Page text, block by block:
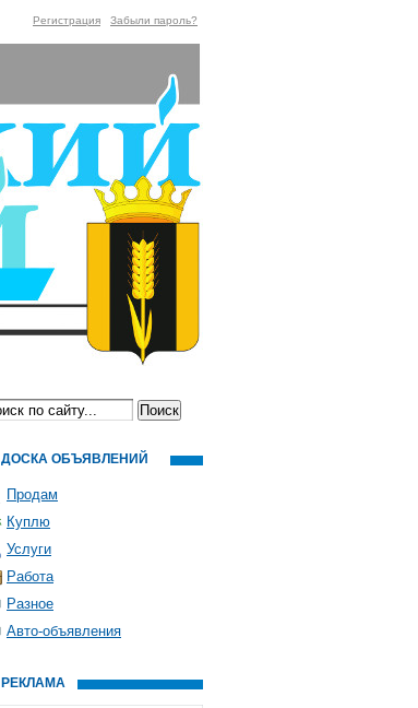
Регистрация Забыли пароль?
ДОСКА ОБЪЯВЛЕНИЙ
Продам
Куплю
Услуги
Работа
Разное
Авто-объявления
РЕКЛАМА